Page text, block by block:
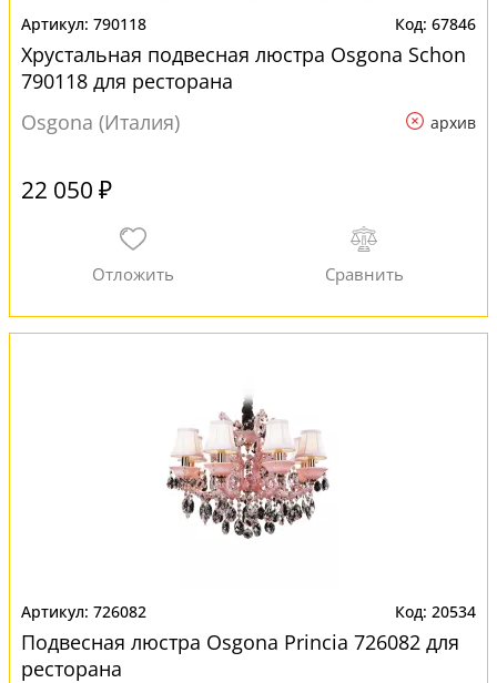
790118 67846
Хрустальная подвесная люстра Osgona Schon
790118 для ресторана
Osgona (Италия)
архив
22 050 ₽
726082 20534
Подвесная люстра Osgona Princia 726082 для
ресторана